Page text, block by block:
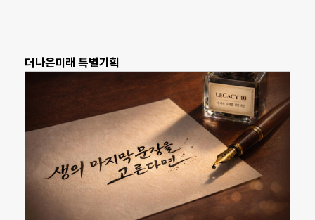
더나은미래 특별기획